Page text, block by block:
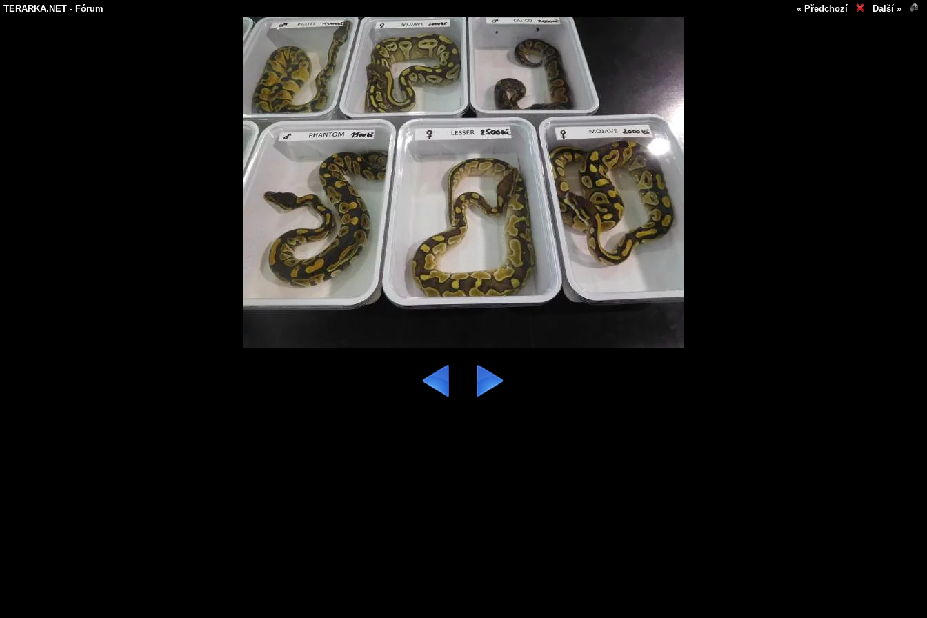
« Předchozí Další »
TERARKA.NET - Fórum